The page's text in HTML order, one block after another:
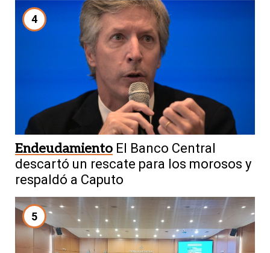
4
Endeudamiento El Banco Central
descartó un rescate para los morosos y
respaldó a Caputo
5